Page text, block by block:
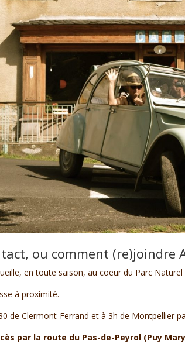
ou comment (re)joindre
en toute saison, au coeur du Parc
à proximité.
de Clermont-Ferrand et à 3h de Montpellier
par la route du Pas-de-Peyrol (Puy